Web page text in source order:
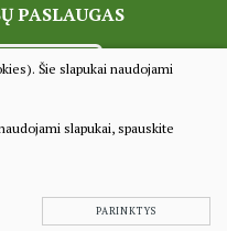
PASLAUGAS
saugomos
TEXUS
Šie slapukai naudojami
slapukai, spauskite
PARINKTYS